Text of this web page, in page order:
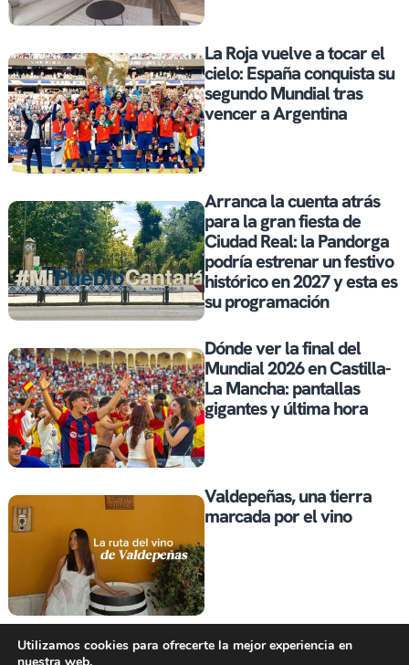
La Roja vuelve a tocar el
cielo: España conquista su
segundo Mundial tras
vencer a Argentina
Arranca la cuenta atrás
para la gran fiesta de
Ciudad Real: la Pandorga
podría estrenar un festivo
histórico en 2027 y esta es
su programación
Dónde ver la final del
Mundial 2026 en Castilla-
La Mancha: pantallas
gigantes y última hora
Valdepeñas, una tierra
marcada por el vino
Castilla-La Mancha lidera
Utilizamos cookies para ofrecerte la mejor experiencia en